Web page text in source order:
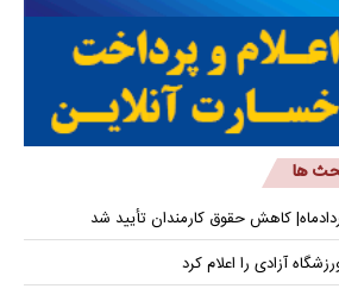
ها
کاهش حقوق کارمندان تأیید شد
آزادی را اعلام کرد